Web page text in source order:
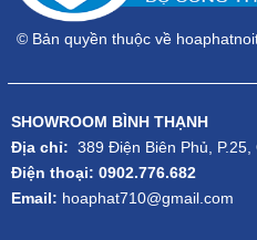
© Bản quyền thuộc về
SHOWROOM BÌNH THẠNH
Địa chỉ: 389 Điện Biên Phủ, P.25,
Điện thoại: 0902.776.682
Email: hoaphat710@gmail.com